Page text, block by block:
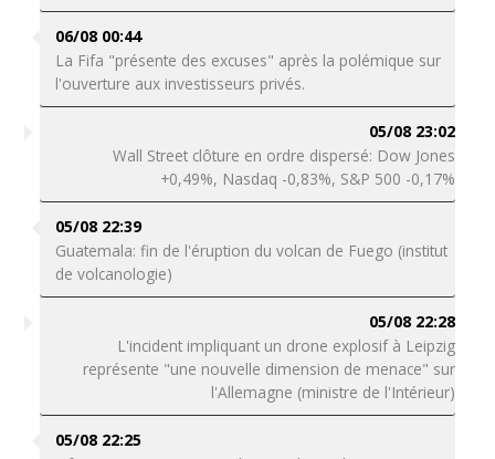
06/08 00:44
La Fifa "présente des excuses" après la polémique sur
l'ouverture aux investisseurs privés.
05/08 23:02
Wall Street clôture en ordre dispersé: Dow Jones
+0,49%, Nasdaq -0,83%, S&P 500 -0,17%
05/08 22:39
Guatemala: fin de l'éruption du volcan de Fuego (institut
de volcanologie)
05/08 22:28
L'incident impliquant un drone explosif à Leipzig
représente "une nouvelle dimension de menace" sur
l'Allemagne (ministre de l'Intérieur)
05/08 22:25